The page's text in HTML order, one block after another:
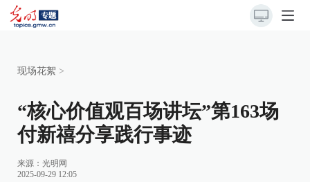
现场花絮 >
“核心价值观百场讲坛”第163场
付新禧分享践行事迹
来源： 光明网
2025-09-29 12:05